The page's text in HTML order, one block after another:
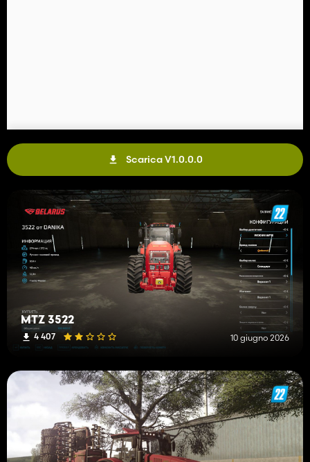
Scarica V1.0.0.0
MTZ 3522
4 407 10 giugno 2026